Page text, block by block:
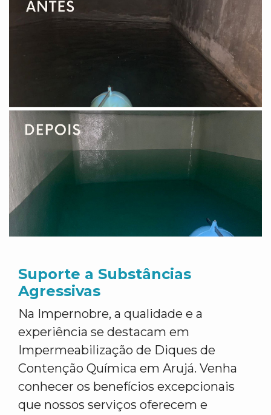
Suporte a Substâncias
Agressivas
Na Impernobre, a qualidade e a
experiência se destacam em
Impermeabilização de Diques de
Contenção Química em Arujá. Venha
conhecer os benefícios excepcionais
que nossos serviços oferecem e